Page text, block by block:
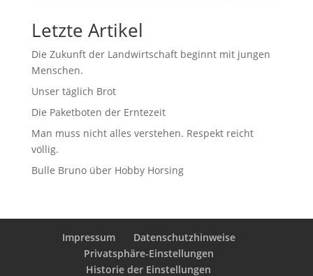
Letzte Artikel
Die Zukunft der Landwirtschaft beginnt mit jungen
Menschen.
Unser täglich Brot
Die Paketboten der Erntezeit
Man muss nicht alles verstehen. Respekt reicht
völlig.
Bulle Bruno über Hobby Horsing
Impressum
Datenschutzhinweise
Privatsphäre-Einstellungen
Historie der Einstellungen